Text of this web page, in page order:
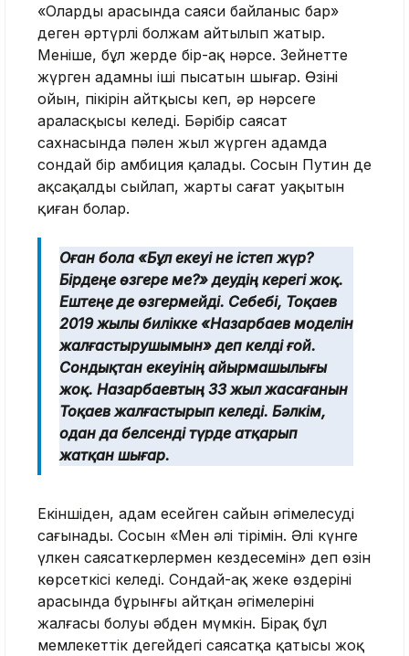
«Олардың арасында саяси байланыс бар»
деген әртүрлі болжам айтылып жатыр.
Меніңше, бұл жерде бір-ақ нәрсе. Зейнетте
жүрген адамның іші пысатын шығар. Өзінің
ойын, пікірін айтқысы кеп, әр нәрсеге
араласқысы келеді. Бәрібір саясат
сахнасында пәлен жыл жүрген адамда
сондай бір амбиция қалады. Сосын Путин де
ақсақалды сыйлап, жарты сағат уақытын
қиған болар.
Оған бола «Бұл екеуі не істеп жүр?
Бірдеңе өзгере ме?» деудің керегі жоқ.
Ештеңе де өзгермейді. Себебі, Тоқаев
2019 жылы билікке «Назарбаев моделін
жалғастырушымын» деп келді ғой.
Сондықтан екеуінің айырмашылығы
жоқ. Назарбаевтың 33 жыл жасағанын
Тоқаев жалғастырып келеді. Бәлкім,
одан да белсенді түрде атқарып
жатқан шығар.
Екіншіден, адам есейген сайын әңгімелесуді
сағынады. Сосын «Мен әлі тірімін. Әлі күнге
үлкен саясаткерлермен кездесемін» деп өзін
көрсеткісі келеді. Сондай-ақ жеке өздерінің
арасында бұрынғы айтқан әңгімелерінің
жалғасы болуы әбден мүмкін. Бірақ бұл
мемлекеттік деңгейдегі саясатқа қатысы жоқ